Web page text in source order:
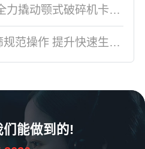
撬动颚式破碎机卡料杠杆
操作 提升快速生产水平
能做到的!